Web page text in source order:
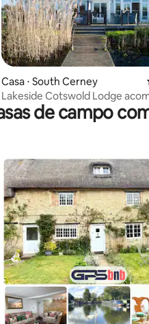
média de 5, 64
Casa ⋅ South Cerney
Lakeside Cotswold Lodge
10 pessoas e tem caiaques
de campo